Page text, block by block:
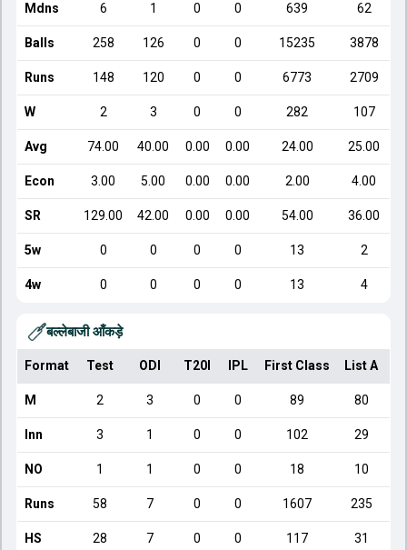
Mdns 6 1 0 0 639 62
Balls 258 126 0 0 15235 3878
Runs 148 120 0 0 6773 2709
W 2 3 0 0 282 107
Avg 74.00 40.00 0.00 0.00 24.00 25.00
Econ 3.00 5.00 0.00 0.00 2.00 4.00
SR 129.00 42.00 0.00 0.00 54.00 36.00
5w 0 0 0 0 13 2
4w 0 0 0 0 13 4
बल्लेबाजी आँकड़े
Format Test ODI T20I IPL First Class List A
M 2 3 0 0 89 80
Inn 3 1 0 0 102 29
NO 1 1 0 0 18 10
Runs 58 7 0 0 1607 235
HS 28 7 0 0 117 31